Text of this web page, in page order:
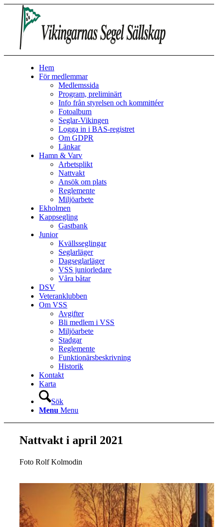
Hem
För medlemmar
Medlemssida
Program, preliminärt
Info från styrelsen och kommittéer
Fotoalbum
Seglar-Vikingen
Logga in i BAS-registret
Om GDPR
Länkar
Hamn & Varv
Arbetsplikt
Nattvakt
Ansök om plats
Reglemente
Miljöarbete
Ekholmen
Kappsegling
Gastbank
Junior
Kvällsseglingar
Seglarläger
Dagseglarläger
VSS juniorledare
Våra båtar
DSV
Veteranklubben
Om VSS
Avgifter
Bli medlem i VSS
Miljöarbete
Stadgar
Reglemente
Funktionärsbeskrivning
Historik
Kontakt
Karta
Sök
Menu Menu
Nattvakt i april 2021
Foto Rolf Kolmodin